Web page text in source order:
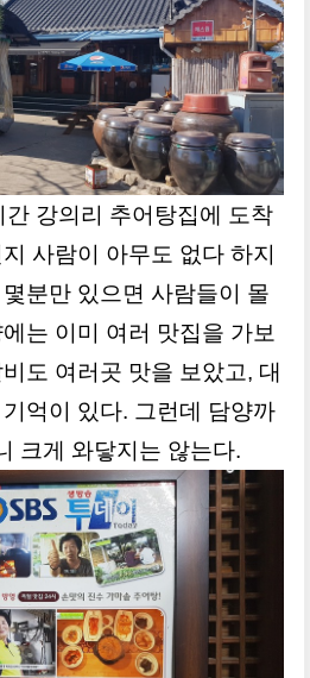
강의리 추어탕집에 도착
사람이 아무도 없다 하지
분만 있으면 사람들이 몰
는 이미 여러 맛집을 가보
도 여러곳 맛을 보았고, 대
억이 있다. 그런데 담양까
크게 와닿지는 않는다.